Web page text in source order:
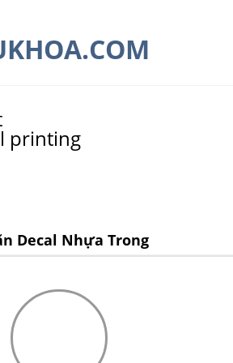
printing
Decal Nhựa Trong